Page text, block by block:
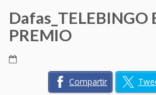
Dafas_TELEBINGO
PREMIO
Compartir